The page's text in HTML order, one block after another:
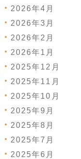
2026年4月
2026年3月
2026年2月
2026年1月
2025年12月
2025年11月
2025年10月
2025年9月
2025年8月
2025年7月
2025年6月